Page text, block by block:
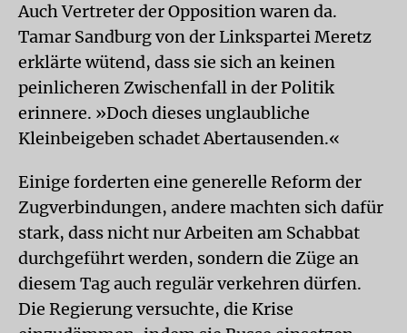
Auch Vertreter der Opposition waren da.
Tamar Sandburg von der Linkspartei Meretz
erklärte wütend, dass sie sich an keinen
peinlicheren Zwischenfall in der Politik
erinnere. »Doch dieses unglaubliche
Kleinbeigeben schadet Abertausenden.«
Einige forderten eine generelle Reform der
Zugverbindungen, andere machten sich dafür
stark, dass nicht nur Arbeiten am Schabbat
durchgeführt werden, sondern die Züge an
diesem Tag auch regulär verkehren dürfen.
Die Regierung versuchte, die Krise